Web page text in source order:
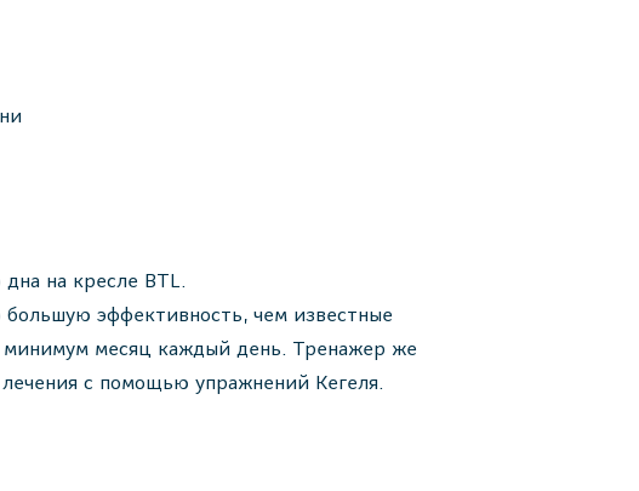
на кресле BTL.
эффективность, чем известные
минимум месяц каждый день. Тренажер же
с помощью упражнений Кегеля.